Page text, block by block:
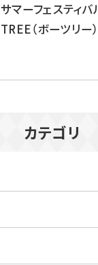
サマーフェスティ
TREE（ボーツリー）
カテゴリ